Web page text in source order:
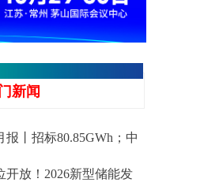
报丨招标80.85GWh；中
储能系统0.764元/Wh
开放！2026新型储能发
新闻